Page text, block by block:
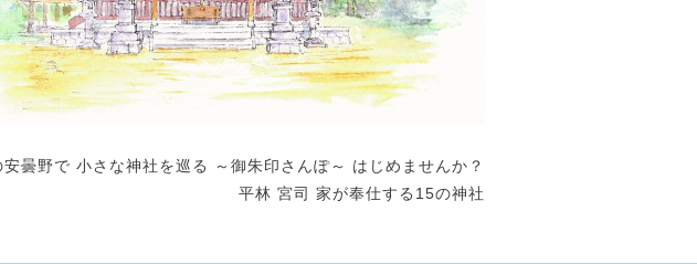
安曇野で 小さな神社を巡る ～御朱印さんぽ～ はじめませんか？
平林 宮司 家が奉仕する15の神社